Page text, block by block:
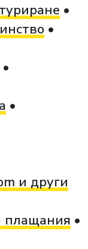
и други
плащания